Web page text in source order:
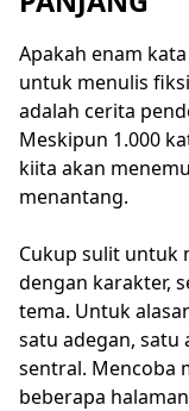
Apakah enam
untuk menulis
adalah cerita
Meskipun 1.000
kiita akan
menantang.
Cukup sulit untuk
dengan karakter,
tema. Untuk
satu adegan, satu
sentral. Mencoba
beberapa